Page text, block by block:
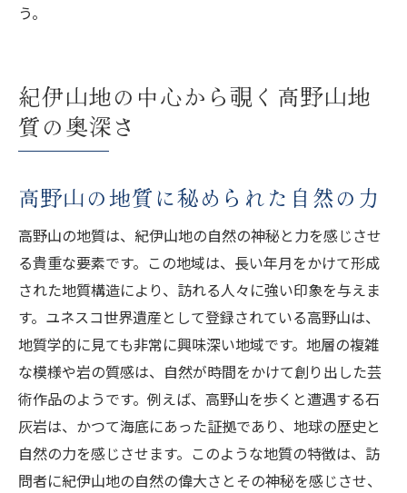
う。
紀伊山地の中心から覗く高野山地
質の奥深さ
高野山の地質に秘められた自然の力
高野山の地質は、紀伊山地の自然の神秘と力を感じさせ
る貴重な要素です。この地域は、長い年月をかけて形成
された地質構造により、訪れる人々に強い印象を与えま
す。ユネスコ世界遺産として登録されている高野山は、
地質学的に見ても非常に興味深い地域です。地層の複雑
な模様や岩の質感は、自然が時間をかけて創り出した芸
術作品のようです。例えば、高野山を歩くと遭遇する石
灰岩は、かつて海底にあった証拠であり、地球の歴史と
自然の力を感じさせます。このような地質の特徴は、訪
問者に紀伊山地の自然の偉大さとその神秘を感じさせ、